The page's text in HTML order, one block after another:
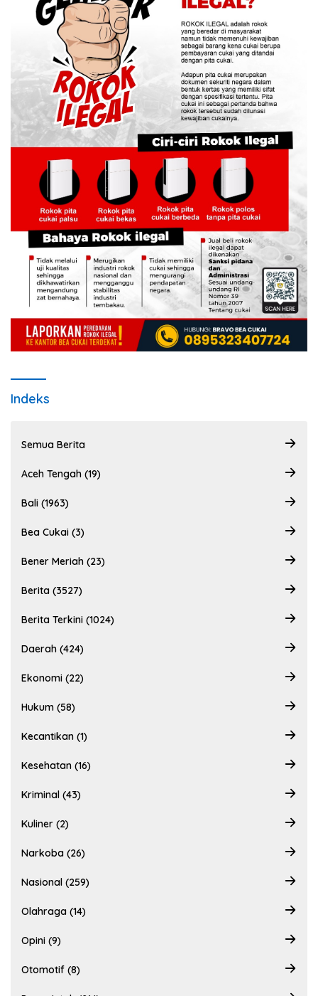
Indeks
Semua Berita
Aceh Tengah (19)
Bali (1963)
Bea Cukai (3)
Bener Meriah (23)
Berita (3527)
Berita Terkini (1024)
Daerah (424)
Ekonomi (22)
Hukum (58)
Kecantikan (1)
Kesehatan (16)
Kriminal (43)
Kuliner (2)
Narkoba (26)
Nasional (259)
Olahraga (14)
Opini (9)
Otomotif (8)